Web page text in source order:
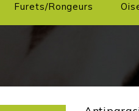
Furets/Rongeurs